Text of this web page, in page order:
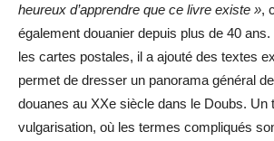
heureux d’apprendre que ce livre existe »,
également douanier depuis plus de 40
les cartes postales, il a ajouté des textes
permet de dresser un panorama général
douanes au XXe siècle dans le Doubs. Un
vulgarisation, où les termes compliqués